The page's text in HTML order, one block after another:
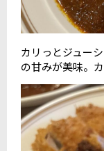
カリっとジュー
の甘みが美味。